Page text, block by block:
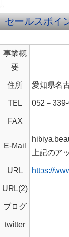
セールスポイ
事業概
要
住所 愛知県名
TEL 052－
FAX
E-Mail
上記のア
URL https://
URL(2)
ブログ
twitter